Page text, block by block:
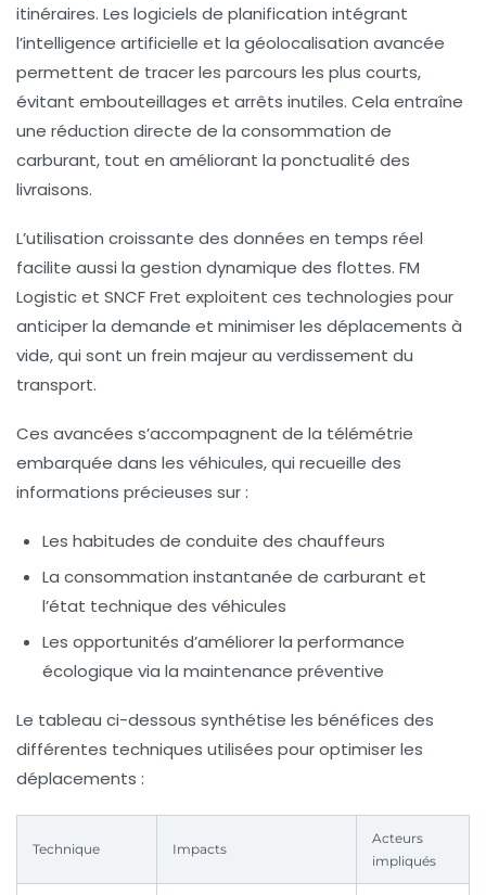
itinéraires. Les logiciels de planification intégrant
l’intelligence artificielle et la géolocalisation avancée
permettent de tracer les parcours les plus courts,
évitant embouteillages et arrêts inutiles. Cela entraîne
une réduction directe de la consommation de
carburant, tout en améliorant la ponctualité des
livraisons.
L’utilisation croissante des données en temps réel
facilite aussi la gestion dynamique des flottes. FM
Logisticet SNCF Fret exploitent ces technologies pour
anticiper la demande et minimiser les déplacements à
vide, qui sont un frein majeur au verdissement du
transport.
Ces avancées s’accompagnent de la télémétrie
embarquée dans les véhicules, qui recueille des
informations précieuses sur :
Les habitudes de conduite des chauffeurs
La consommation instantanée de carburant et
l’état technique des véhicules
Les opportunités d’améliorer la performance
écologique via la maintenance préventive
Le tableau ci-dessous synthétise les bénéfices des
différentes techniques utilisées pour optimiser les
déplacements :
Technique Impacts
Acteurs
impliqués